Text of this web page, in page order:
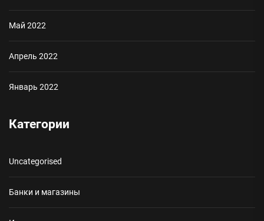
Май 2022
Апрель 2022
Январь 2022
Категории
Uncategorised
Банки и магазины